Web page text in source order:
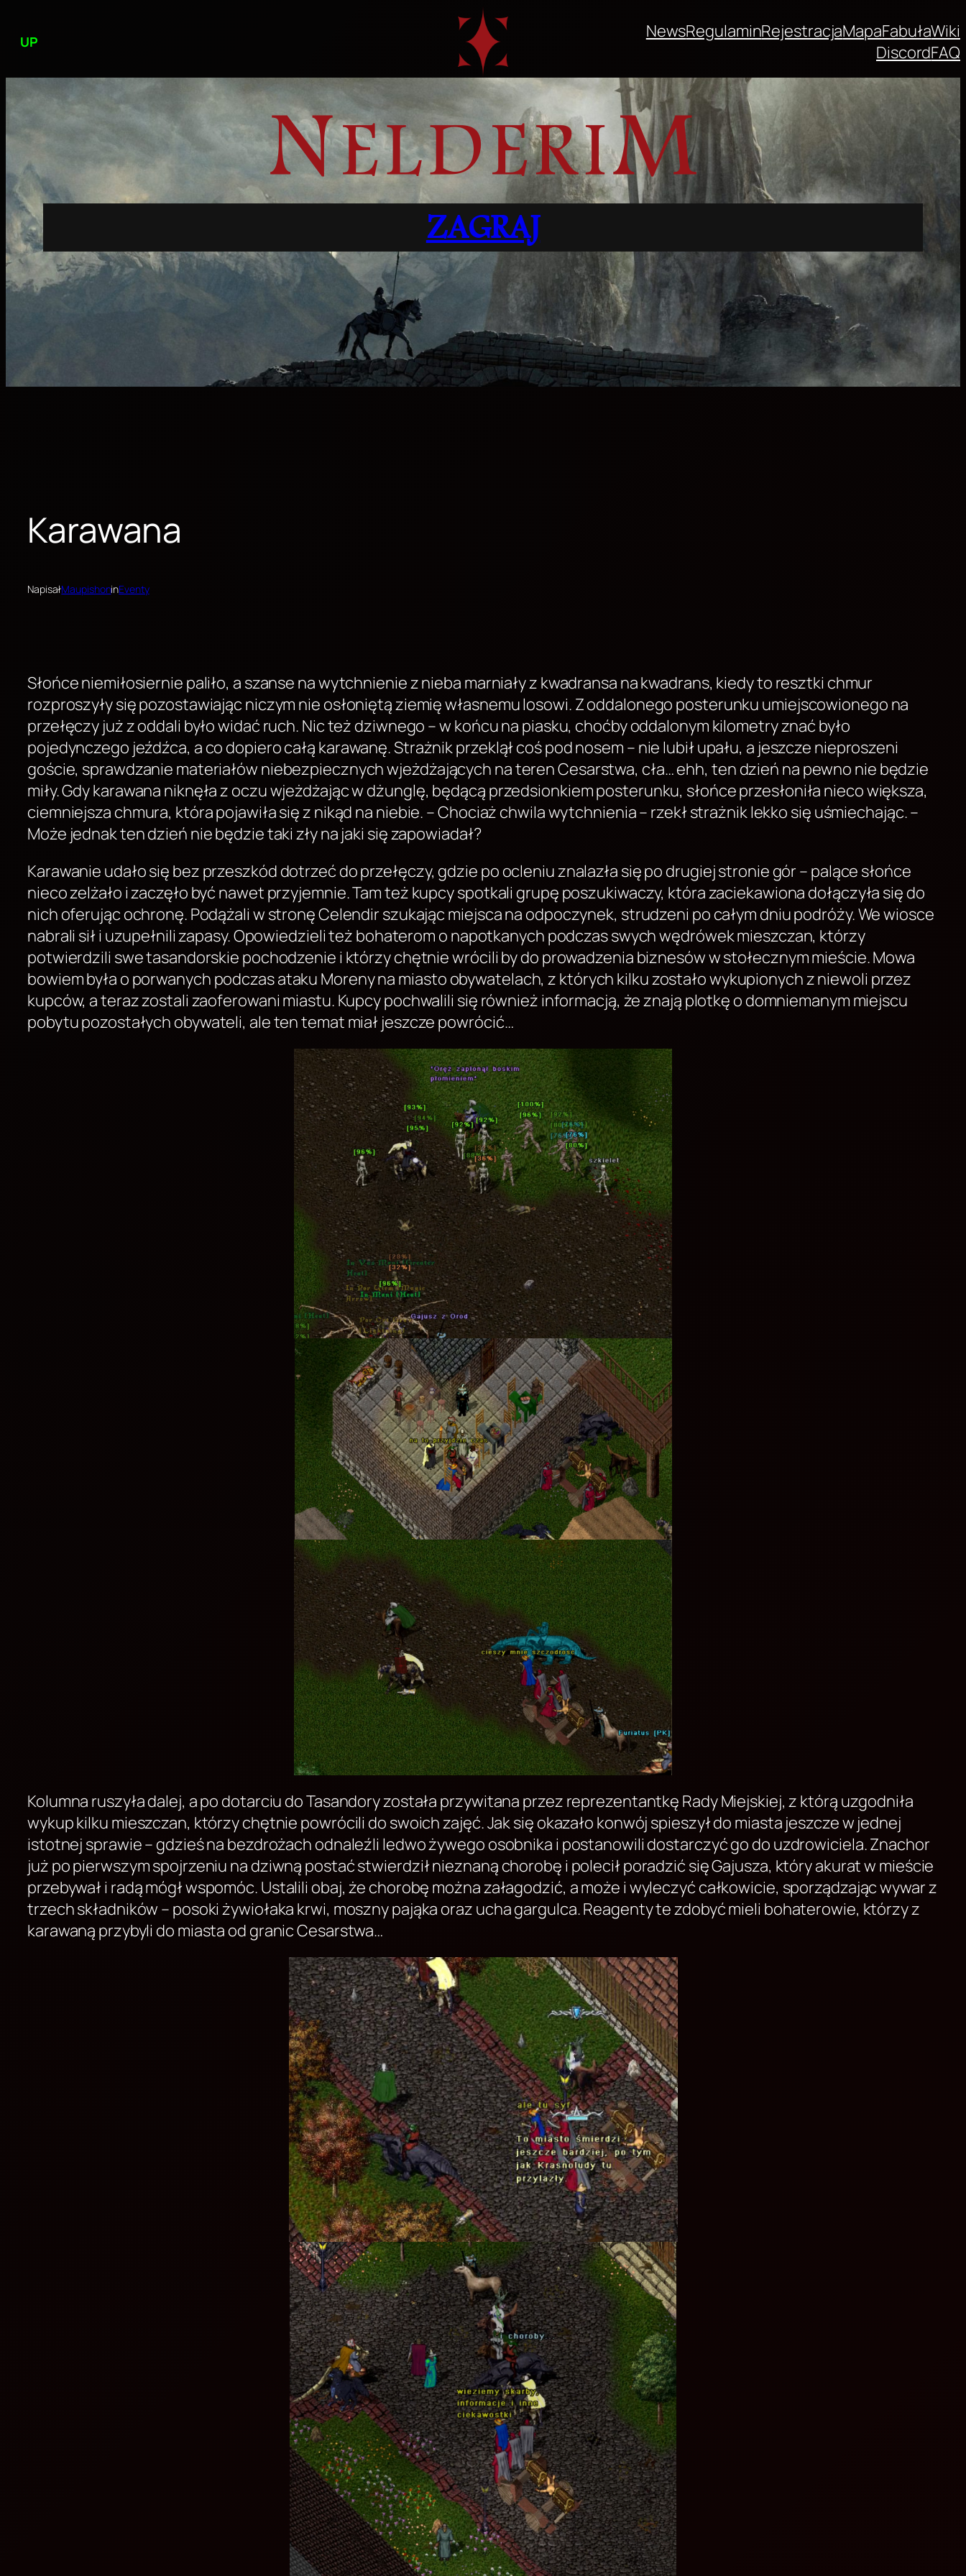
doUP NewsRegulaminRejestracjaMapaFabułaWiki
DiscordFAQ
ZAGRAJ
Karawana
NapisałMaupishoninEventy
Słońce niemiłosiernie paliło, a szanse na wytchnienie z nieba marniały z kwadransa na kwadrans, kiedy to resztki chmur
rozproszyły się pozostawiając niczym nie osłoniętą ziemię własnemu losowi. Z oddalonego posterunku umiejscowionego na
przełęczy już z oddali było widać ruch. Nic też dziwnego – w końcu na piasku, choćby oddalonym kilometry znać było
pojedynczego jeźdźca, a co dopiero całą karawanę. Strażnik przeklął coś pod nosem – nie lubił upału, a jeszcze nieproszeni
goście, sprawdzanie materiałów niebezpiecznych wjeżdżających na teren Cesarstwa, cła… ehh, ten dzień na pewno nie będzie
miły. Gdy karawana niknęła z oczu wjeżdżając w dżunglę, będącą przedsionkiem posterunku, słońce przesłoniła nieco większa,
ciemniejsza chmura, która pojawiła się z nikąd na niebie. – Chociaż chwila wytchnienia – rzekł strażnik lekko się uśmiechając. –
Może jednak ten dzień nie będzie taki zły na jaki się zapowiadał?
Karawanie udało się bez przeszkód dotrzeć do przełęczy, gdzie po ocleniu znalazła się po drugiej stronie gór – palące słońce
nieco zelżało i zaczęło być nawet przyjemnie. Tam też kupcy spotkali grupę poszukiwaczy, która zaciekawiona dołączyła się do
nich oferując ochronę. Podążali w stronę Celendir szukając miejsca na odpoczynek, strudzeni po całym dniu podróży. We wiosce
nabrali sił i uzupełnili zapasy. Opowiedzieli też bohaterom o napotkanych podczas swych wędrówek mieszczan, którzy
potwierdzili swe tasandorskie pochodzenie i którzy chętnie wrócili by do prowadzenia biznesów w stołecznym mieście. Mowa
bowiem była o porwanych podczas ataku Moreny na miasto obywatelach, z których kilku zostało wykupionych z niewoli przez
kupców, a teraz zostali zaoferowani miastu. Kupcy pochwalili się również informacją, że znają plotkę o domniemanym miejscu
pobytu pozostałych obywateli, ale ten temat miał jeszcze powrócić…
Kolumna ruszyła dalej, a po dotarciu do Tasandory została przywitana przez reprezentantkę Rady Miejskiej, z którą uzgodniła
wykup kilku mieszczan, którzy chętnie powrócili do swoich zajęć. Jak się okazało konwój spieszył do miasta jeszcze w jednej
istotnej sprawie – gdzieś na bezdrożach odnaleźli ledwo żywego osobnika i postanowili dostarczyć go do uzdrowiciela. Znachor
już po pierwszym spojrzeniu na dziwną postać stwierdził nieznaną chorobę i polecił poradzić się Gajusza, który akurat w mieście
przebywał i radą mógł wspomóc. Ustalili obaj, że chorobę można załagodzić, a może i wyleczyć całkowicie, sporządzając wywar z
trzech składników – posoki żywiołaka krwi, moszny pająka oraz ucha gargulca. Reagenty te zdobyć mieli bohaterowie, którzy z
karawaną przybyli do miasta od granic Cesarstwa…